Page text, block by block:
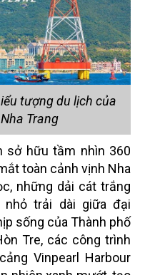
tượng du lịch của
Trang
sở hữu tầm nhìn 360
toàn cảnh vịnh Nha
những dải cát trắng
trải dài giữa đại
sống của Thành phố
Tre, các công trình
Vinpearl Harbour